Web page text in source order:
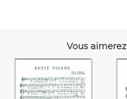
Vous
Petit Pierre (Emile